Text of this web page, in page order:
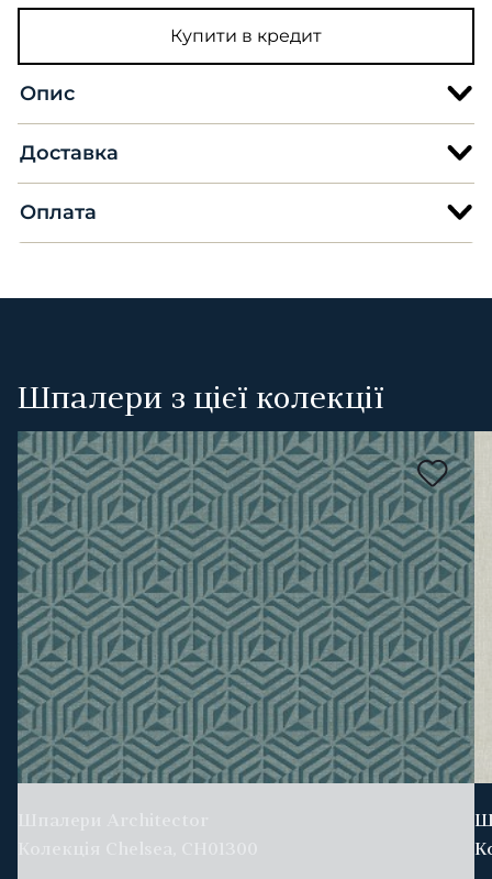
Купити в кредит
Опис
Доставка
Оплата
Шпалери з цієї колекції